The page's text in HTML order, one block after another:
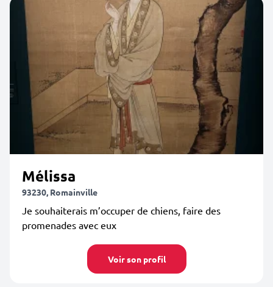
Mélissa
93230, Romainville
Je souhaiterais m’occuper de chiens, faire des
promenades avec eux
Voir son profil